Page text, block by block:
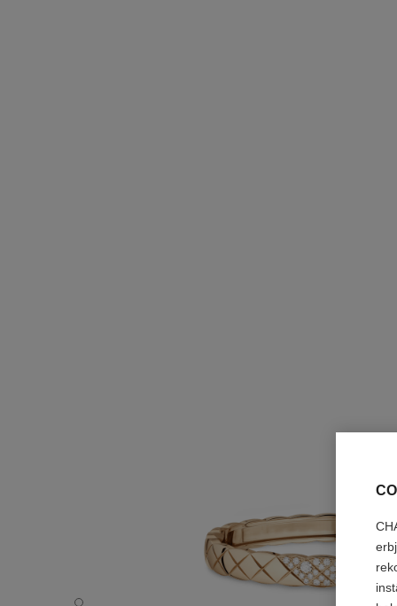
Coco Crush-armband - Standardvy – se standardstorlek